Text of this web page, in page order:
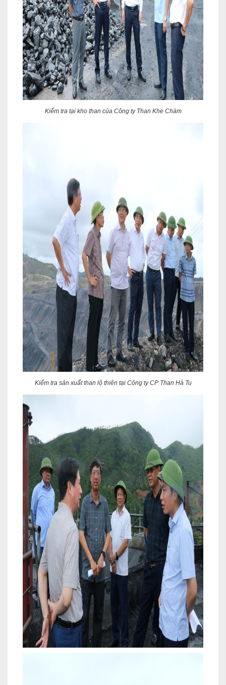
Kiểm tra tại kho than của Công ty Than Khe Chàm
Kiểm tra sản xuất than lộ thiên tại Công ty CP Than Hà Tu